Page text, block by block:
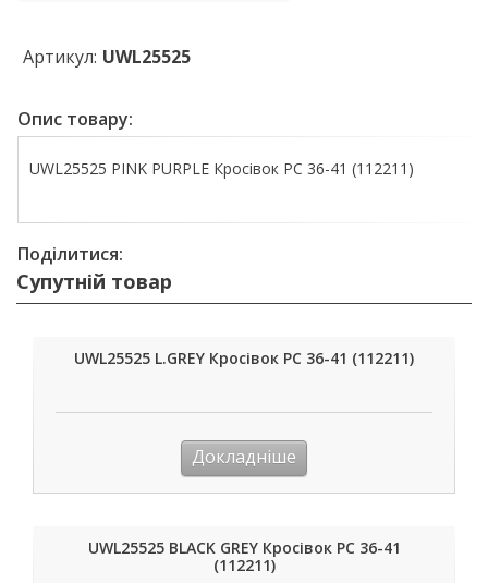
Артикул: UWL25525
Опис товару:
UWL25525 PINK PURPLE Кросівок PC 36-41 (112211)
Поділитися:
Супутній товар
UWL25525 L.GREY Кросівок PC 36-41 (112211)
Докладніше
UWL25525 BLACK GREY Кросівок PC 36-41
(112211)